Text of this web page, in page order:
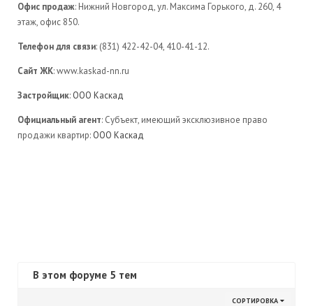
Офис продаж: Нижний Новгород, ул. Максима Горького, д. 260, 4
этаж, офис 850.
Телефон для связи: (831) 422-42-04, 410-41-12.
Сайт ЖК: www.kaskad-nn.ru
Застройщик: ООО Каскад
Официальный агент: Субъект, имеющий эксклюзивное право
продажи квартир: ООО Каскад
В этом форуме 5 тем
СОРТИРОВКА